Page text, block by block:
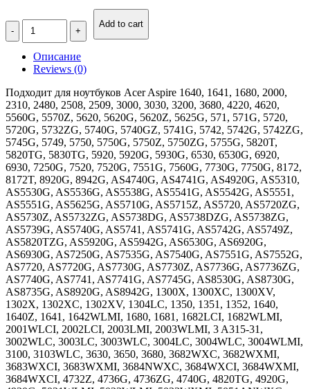
Количество
Блок
Acer
5.5x1.7
19V
4.74A
Add to cart
Описание
Reviews (0)
Подходит для ноутбуков Acer Aspire 1640, 1641, 1680, 2000,
2310, 2480, 2508, 2509, 3000, 3030, 3200, 3680, 4220, 4620,
5560G, 5570Z, 5620, 5620G, 5620Z, 5625G, 571, 571G, 5720,
5720G, 5732ZG, 5740G, 5740GZ, 5741G, 5742, 5742G, 5742ZG,
5745G, 5749, 5750, 5750G, 5750Z, 5750ZG, 5755G, 5820T,
5820TG, 5830TG, 5920, 5920G, 5930G, 6530, 6530G, 6920,
6930, 7250G, 7520, 7520G, 7551G, 7560G, 7730G, 7750G, 8172,
8172T, 8920G, 8942G, AS4740G, AS4741G, AS4920G, AS5310,
AS5530G, AS5536G, AS5538G, AS5541G, AS5542G, AS5551,
AS5551G, AS5625G, AS5710G, AS5715Z, AS5720, AS5720ZG,
AS5730Z, AS5732ZG, AS5738DG, AS5738DZG, AS5738ZG,
AS5739G, AS5740G, AS5741, AS5741G, AS5742G, AS5749Z,
AS5820TZG, AS5920G, AS5942G, AS6530G, AS6920G,
AS6930G, AS7250G, AS7535G, AS7540G, AS7551G, AS7552G,
AS7720, AS7720G, AS7730G, AS7730Z, AS7736G, AS7736ZG,
AS7740G, AS7741, AS7741G, AS7745G, AS8530G, AS8730G,
AS8735G, AS8920G, AS8942G, 1300X, 1300XC, 1300XV,
1302X, 1302XC, 1302XV, 1304LC, 1350, 1351, 1352, 1640,
1640Z, 1641, 1642WLMI, 1680, 1681, 1682LCI, 1682WLMI,
2001WLCI, 2002LCI, 2003LMI, 2003WLMI, 3 A315-31,
3002WLC, 3003LC, 3003WLC, 3004LC, 3004WLC, 3004WLMI,
3100, 3103WLC, 3630, 3650, 3680, 3682WXC, 3682WXMI,
3683WXCI, 3683WXMI, 3684NWXC, 3684WXCI, 3684WXMI,
3684WXСI, 4732Z, 4736G, 4736ZG, 4740G, 4820TG, 4920G,